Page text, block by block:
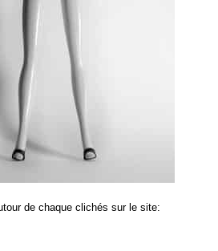
de chaque clichés sur le site: